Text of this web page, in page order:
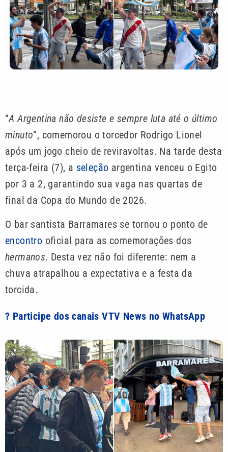
“A Argentina não desiste e sempre luta até o último
minuto”, comemorou o torcedor Rodrigo Lionel
após um jogo cheio de reviravoltas. Na tarde desta
terça-feira (7), a seleção argentina venceu o Egito
por 3 a 2, garantindo sua vaga nas quartas de
final da Copa do Mundo de 2026.
O bar santista Barramares se tornou o ponto de
encontro oficial para as comemorações dos
hermanos. Desta vez não foi diferente: nem a
chuva atrapalhou a expectativa e a festa da
torcida.
? Participe dos canais VTV News no WhatsApp